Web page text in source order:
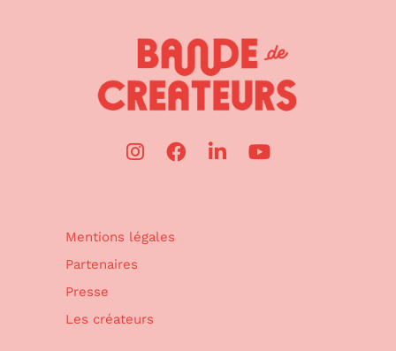
Mentions légales
Partenaires
Presse
Les créateurs